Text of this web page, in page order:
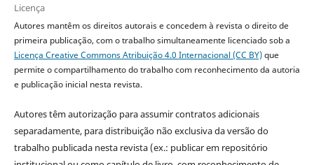
Licença
Autores mantêm os direitos autorais e concedem à revista o direito de
primeira publicação, com o trabalho simultaneamente licenciado sob a
Licença Creative Commons Atribuição 4.0 Internacional (CC BY)que
permite o compartilhamento do trabalho com reconhecimento da autoria
e publicação inicial nesta revista.
Autores têm autorização para assumir contratos adicionais
separadamente, para distribuição não exclusiva da versão do
trabalho publicada nesta revista (ex.: publicar em repositório